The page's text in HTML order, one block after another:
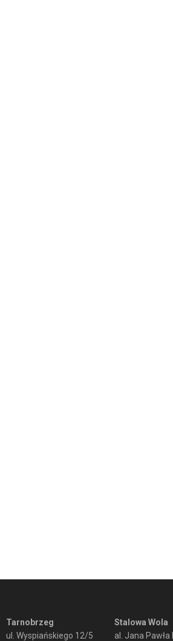
Tarnobrzeg
ul. Wyspiańskiego 12/5
Stalowa Wola
al. Jana Pawła